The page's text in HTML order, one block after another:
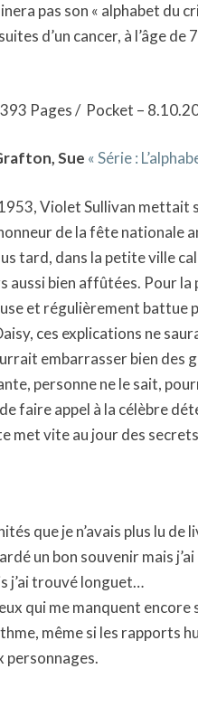
pas son « alphabet du
d’un cancer, à l’âge
Pages / Pocket –
Sue « Série :
Violet Sullivan mettait
de la fête nationale
tard, dans la petite ville
aussi bien affûtées. Pour
et régulièrement battue
ces explications ne
embarrasser bien des
personne ne le sait,
faire appel à la célèbre
met vite au jour des
que je n’avais plus lu de
un bon souvenir mais
j’ai trouvé longuet…
qui me manquent
même si les rapports
personnages.